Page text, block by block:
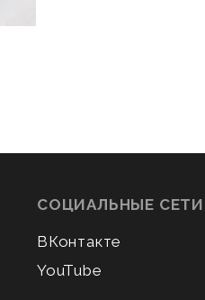
СОЦИАЛЬНЫЕ СЕТИ
ВКонтакте
YouTube